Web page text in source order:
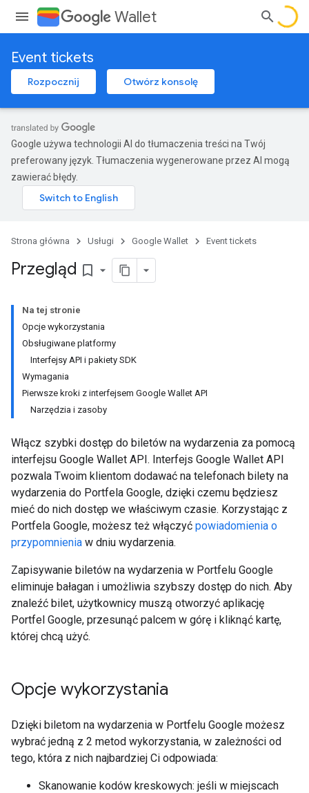
Wallet
Event tickets
Rozpocznij Otwórz konsolę
Google używa technologii AI do tłumaczenia treści na Twój
preferowany język. Tłumaczenia wygenerowane przez AI mogą
zawierać błędy.
Strona główna Usługi Google Wallet Event tickets
Przegląd bookmark_border
Na tej stronie
Opcje wykorzystania
Obsługiwane platformy
Interfejsy API i pakiety SDK
Wymagania
Pierwsze kroki z interfejsem Google Wallet API
Narzędzia i zasoby
Włącz szybki dostęp do biletów na wydarzenia za pomocą
interfejsu Google Wallet API. Interfejs Google Wallet API
pozwala Twoim klientom dodawać na telefonach bilety na
wydarzenia do Portfela Google, dzięki czemu będziesz
mieć do nich dostęp we właściwym czasie. Korzystając z
Portfela Google, możesz też włączyć powiadomienia o
przypomnienia w dniu wydarzenia.
Zapisywanie biletów na wydarzenia w Portfelu Google
eliminuje bałagan i umożliwia szybszy dostęp do nich. Aby
znaleźć bilet, użytkownicy muszą otworzyć aplikację
Portfel Google, przesunąć palcem w górę i kliknąć kartę,
której chcą użyć.
Opcje wykorzystania
Dzięki biletom na wydarzenia w Portfelu Google możesz
wybrać jedną z 2 metod wykorzystania, w zależności od
tego, która z nich najbardziej Ci odpowiada:
Skanowanie kodów kreskowych: jeśli w miejscach